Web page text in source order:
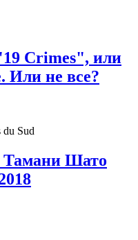
Crimes", или
Или не все?
Тамани Шато